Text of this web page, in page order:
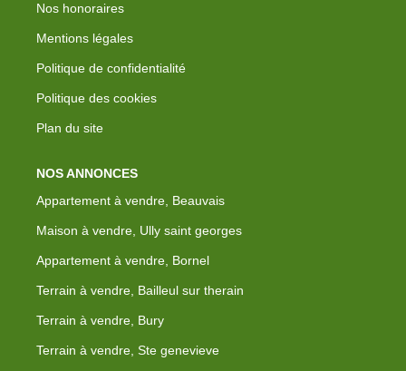
Nos honoraires
Mentions légales
Politique de confidentialité
Politique des cookies
Plan du site
NOS ANNONCES
Appartement à vendre, Beauvais
Maison à vendre, Ully saint georges
Appartement à vendre, Bornel
Terrain à vendre, Bailleul sur therain
Terrain à vendre, Bury
Terrain à vendre, Ste genevieve